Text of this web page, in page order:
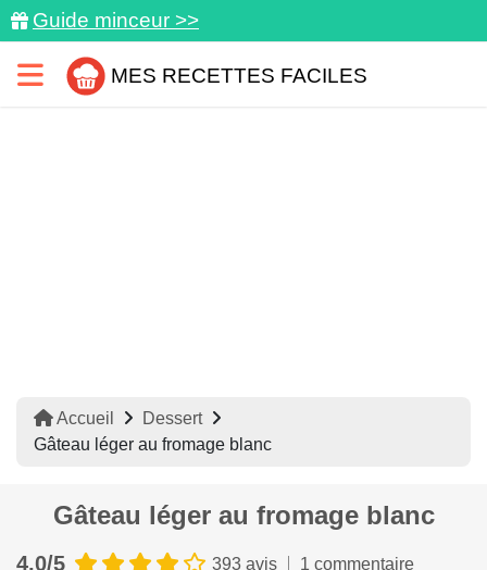
Guide minceur >>
MES RECETTES FACILES
Accueil
Dessert
Gâteau léger au fromage blanc
Gâteau léger au fromage blanc
4,0/5 393 avis 1 commentaire